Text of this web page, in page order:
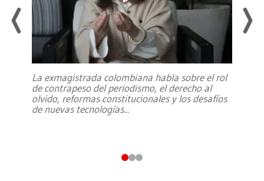
La exmagistrada colombiana habla sobre el rol
de contrapeso del periodismo, el derecho al
olvido, reformas constitucionales y los desafíos
de nuevas tecnologías...